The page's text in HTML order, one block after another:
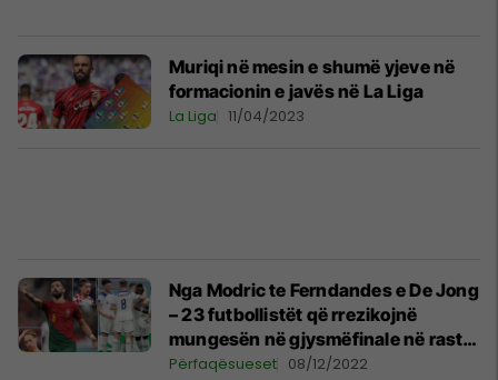
Muriqi në mesin e shumë yjeve në
formacionin e javës në La Liga
La Liga 11/04/2023
Nga Modric te Ferndandes e De Jong
– 23 futbollistët që rrezikojnë
mungesën në gjysmëfinale në rast
të ndëshkimit me karton të verdhë
Përfaqësueset 08/12/2022